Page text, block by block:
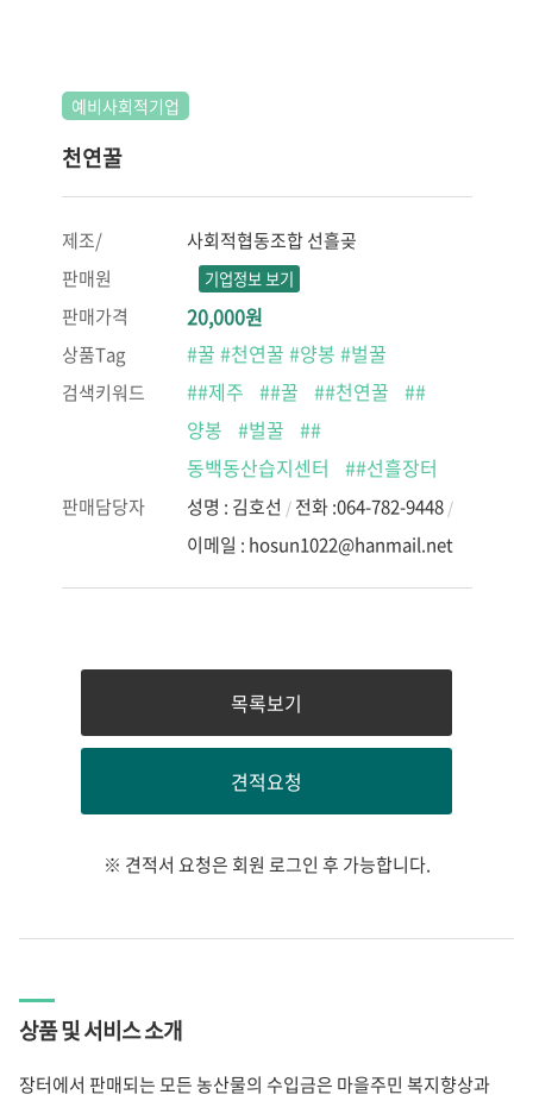
예비사회적기업
천연꿀
제조/
판매원
사회적협동조합 선흘곶
기업정보 보기
판매가격 20,000원
상품Tag #꿀 #천연꿀 #양봉 #벌꿀
검색키워드 ##제주 ##꿀 ##천연꿀 ##
양봉 #벌꿀 ##
동백동산습지센터
##선흘장터
판매담당자 성명 : 김호선 /전화 :064-782-9448 /
이메일 : hosun1022@hanmail.net
목록보기
견적요청
※ 견적서 요청은 회원 로그인 후 가능합니다.
상품 및 서비스 소개
장터에서 판매되는 모든 농산물의 수입금은 마을주민 복지향상과